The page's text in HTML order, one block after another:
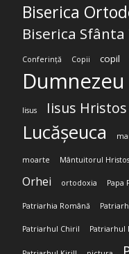
Biserica
Biserica
Conferință Copii copil
Dumnezeu
Iisus Iisus Hristos
Lucășeuca
moarte Mântuitorul Hristos
Orhei ortodoxia Papa
Patriarhia Română
Patriarhul Chiril Patriarhul